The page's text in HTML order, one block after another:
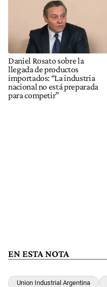
Daniel Rosato sobre la
llegada de productos
importados: “La industria
nacional no está preparada
para competir”
EN ESTA NOTA
Union Industrial Argentina